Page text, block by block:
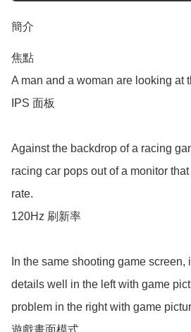
簡介
焦點
A man and a woman are looking at
IPS 面板
Against the backdrop of a racing
racing car pops out of a monitor
rate.
120Hz 刷新率
In the same shooting game screen,
details well in the left with game
problem in the right with game
遊戲畫面模式